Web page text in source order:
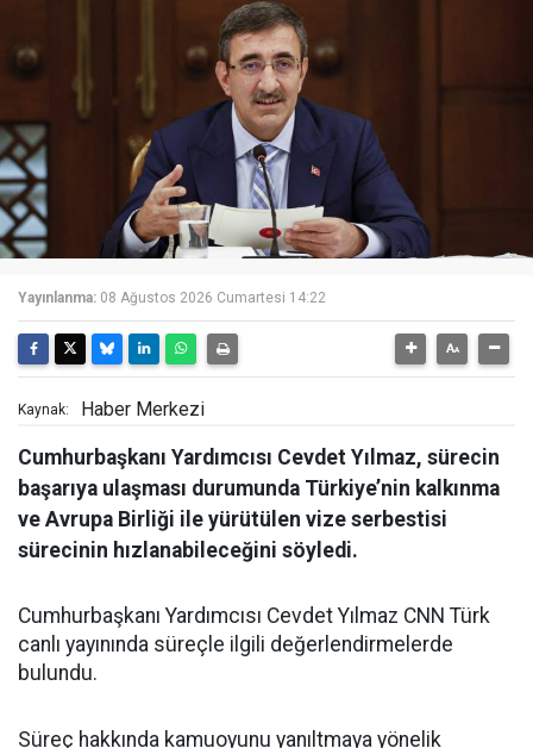
Yayınlanma: 08 Ağustos 2026 Cumartesi 14:22
Kaynak: Haber Merkezi
Cumhurbaşkanı Yardımcısı Cevdet Yılmaz, sürecin
başarıya ulaşması durumunda Türkiye’nin kalkınma
ve Avrupa Birliği ile yürütülen vize serbestisi
sürecinin hızlanabileceğini söyledi.
Cumhurbaşkanı Yardımcısı Cevdet Yılmaz CNN Türk
canlı yayınında süreçle ilgili değerlendirmelerde
bulundu.
Süreç hakkında kamuoyunu yanıltmaya yönelik